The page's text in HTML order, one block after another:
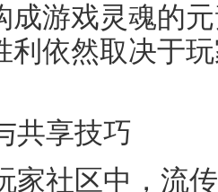
成游戏灵魂的
利依然取决于
共享技巧
家社区中，流